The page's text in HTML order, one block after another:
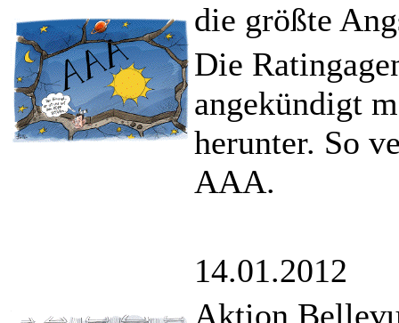
die größte
Die
angekündigt
herunter. So
AAA.
14.01.2012
Aktion